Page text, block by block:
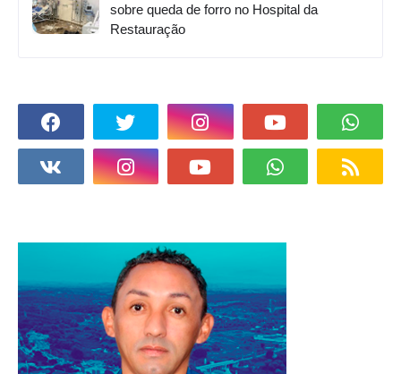
sobre queda de forro no Hospital da
Restauração